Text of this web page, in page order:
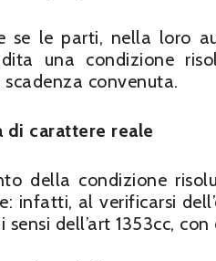
se le parti, nella loro
una condizione
convenuta.
di carattere reale
della condizione
infatti, al verificarsi
dell’art 1353cc, con